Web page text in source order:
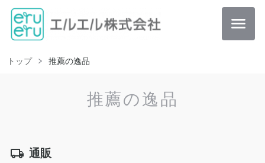
トップ 推薦の逸品
推薦の逸品
通販